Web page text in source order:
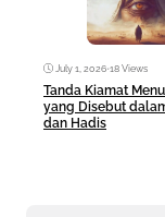
July 1, 2026•18 Views
Tanda Kiamat
yang Disebut
dan Hadis